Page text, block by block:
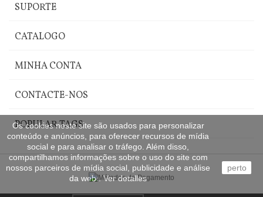
Os cookies neste site são usados para personalizar
conteúdo e anúncios, para oferecer recursos de mídia
social e para analisar o tráfego. Além disso,
compartilhamos informações sobre o uso do site com
nossos parceiros de mídia social, publicidade e análise
da web..Ver detalles
perto
SUPORTE
CATALOGO
MINHA CONTA
CONTACTE-NOS
POPULAR TAGS